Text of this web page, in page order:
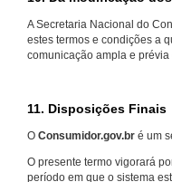
A Secretaria Nacional do
estes termos e condições a
comunicação ampla e
11. Disposições Finais
O Consumidor.gov.br é um
O presente termo vigorará
período em que o sistema